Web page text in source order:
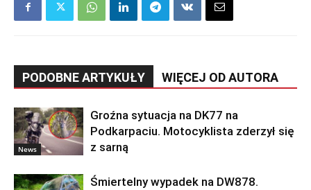
PODOBNE ARTYKUŁY WIĘCEJ OD AUTORA
News
Groźna sytuacja na DK77 na
Podkarpaciu. Motocyklista zderzył się
z sarną
Śmiertelny wypadek na DW878.